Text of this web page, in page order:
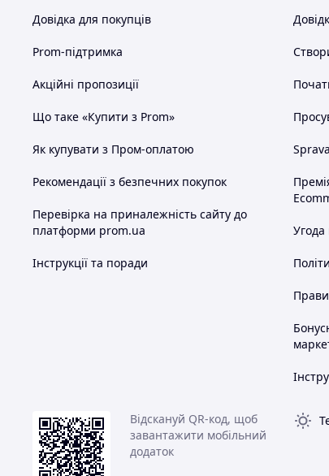
Довідка для покупців
Prom-підтримка
Акційні пропозиції
Що таке «Купити з Prom»
Як купувати з Пром-оплатою
Рекомендації з безпечних покупок
Перевірка на приналежність сайту до
платформи prom.ua
Інструкції та поради
Угода
Відскануй QR-код, щоб
завантажити мобільний
додаток